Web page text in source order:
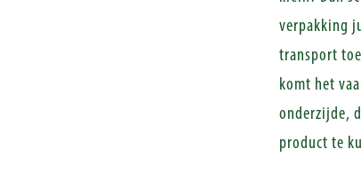
verpakking
transport
komt het
onderzijde,
product te